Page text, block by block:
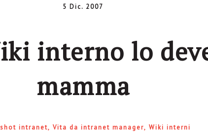
5 Dic. 2007
interno lo
mamma
intranet Vita da intranet manager Wiki interni